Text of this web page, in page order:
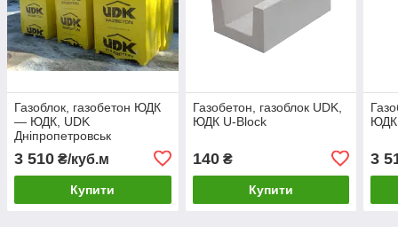
Газоблок, газобетон ЮДК
— ЮДК, UDK
Дніпропетровськ
3 510 ₴/куб.м
Купити
Газобетон, газоблок UDK,
ЮДК U-Block
140₴
Купити
ЮДК
3